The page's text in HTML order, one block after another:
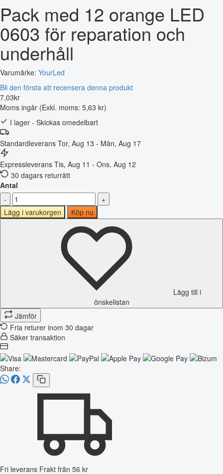
Pack med 12 orange LED
0603 för reparation och
underhåll
Varumärke: YourLed
Bli den första att recensera denna produkt
7,03kr
Moms ingår (Exkl. moms: 5,63 kr)
I lager - Skickas omedelbart
Standardleverans Tor, Aug 13 - Mån, Aug 17
Expressleverans Tis, Aug 11 - Ons, Aug 12
30 dagars returrätt
Antal
-
+
Lägg i varukorgen
Köp nu
Lägg till i
önskelistan
Jämför
Fria returer inom 30 dagar
Säker transaktion
Share:
Fri leverans Frakt från 56 kr